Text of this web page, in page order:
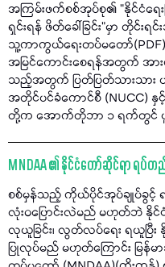
အကြမ်းဖက်စစ်အုပ်စု၏ "နိုင်ငံရေး
ရှင်းရန် ဖိတ်ခေါ်ခြင်း"မှာ တိုင်း
သူ့ကာကွယ်ရေးတပ်မတော်(PDF)
အမြင်ကောင်းစေရန်အတွက် အား
သည့်အတွက် ပြတ်ပြတ်သားသား ပ
အတိုင်ပင်ခံကောင်စီ (NUCC) နှ
တို့က အောက်တိုဘာ ၁ ရက်တွင်
MNDAA ၏ နိုင်ငံတော်ဆိုင်ရာ ရပ်
စစ်မှန်သည့် ကိုယ်ပိုင်အုပ်ချုပ်ခွင့်
လုံးဝပြောင်းလဲမည် မဟုတ်ဘဲ နိုင်
လုယူခြင်း၊ လွတ်လပ်ရေး ရယူပြီး
ပြုလုပ်မည် မဟုတ်ကြောင်း မြန်